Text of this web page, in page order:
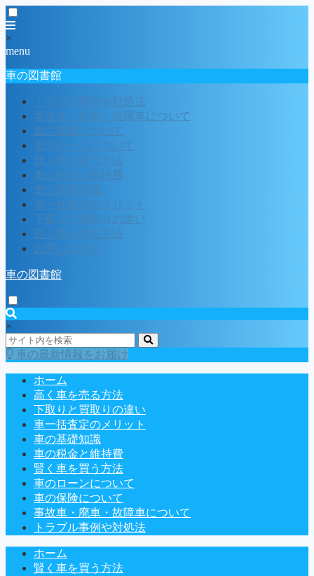
×
menu
車の図書館
トラブル事例や対処法
事故車・廃車・故障車について
車の保険について
車のローンについて
賢く車を買う方法
車の税金と維持費
車の基礎知識
車一括査定のメリット
下取りと買取りの違い
高く車を売る方法
お問い合わせ
車の図書館
×
車の最新情報をお届け
ホーム
高く車を売る方法
下取りと買取りの違い
車一括査定のメリット
車の基礎知識
車の税金と維持費
賢く車を買う方法
車のローンについて
車の保険について
事故車・廃車・故障車について
トラブル事例や対処法
ホーム
賢く車を買う方法